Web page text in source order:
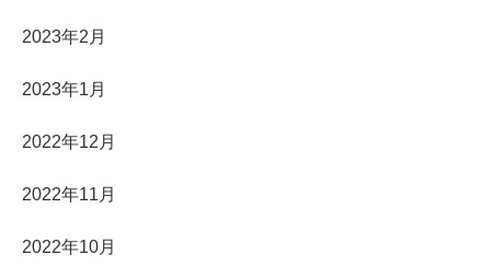
2023年2月
2023年1月
2022年12月
2022年11月
2022年10月